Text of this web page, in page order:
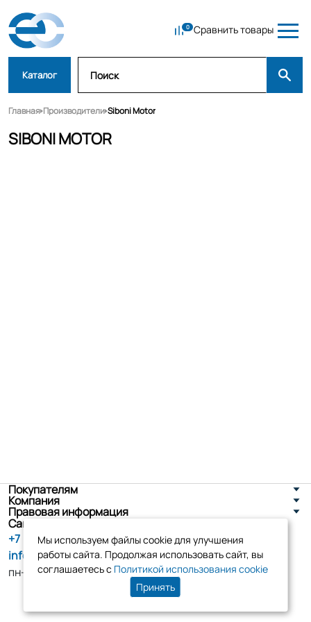
Сравнить товары
Каталог
Главная Производители Siboni Motor
SIBONI MOTOR
Покупателям
Компания
Правовая информация
Санкт-Петербург, ул. Новоселов д. 8
+7 (800) 555-86-90
info@tk-elko.ru
пн-пт, 10:00 - 18:00
Мы используем файлы cookie для улучшения
работы сайта. Продолжая использовать сайт, вы
соглашаетесь с Политикой использования cookie
Принять